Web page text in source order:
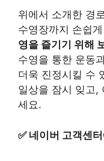
위에서 소개한 경
수영장까지 손쉽
영을 즐기기 위해
수영을 통한 운동
더욱 진정시킬 수
일상을 잠시 잊고,
세요.
✅ 네이버 고객센